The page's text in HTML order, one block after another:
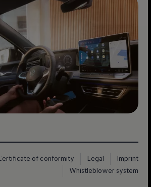
Imprint
Legal
Certificate of conformity
Whistleblower system